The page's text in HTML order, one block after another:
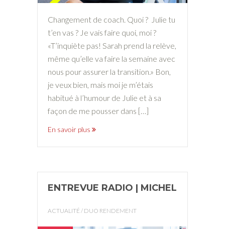
Changement de coach. Quoi ? Julie tu
t’en vas ? Je vais faire quoi, moi ?
«T’inquiète pas! Sarah prend la relève,
même qu’elle va faire la semaine avec
nous pour assurer la transition.» Bon,
je veux bien, mais moi je m’étais
habitué à l’humour de Julie et à sa
façon de me pousser dans […]
En savoir plus
ENTREVUE RADIO | MICHEL
ACTUALITÉ / DUO RENDEMENT